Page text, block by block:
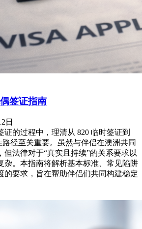
签证指南
日
的过程中，理清从 820 临时签证到
径至关重要。虽然与伴侣在澳洲共同
但法律对于“真实且持续”的关系要求以
杂。本指南将解析基本标准、常见陷阱
的要求，旨在帮助伴侣们共同构建稳定